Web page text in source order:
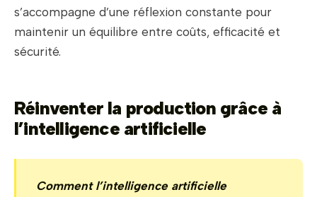
s’accompagne d’une réflexion constante pour
maintenir un équilibre entre coûts, efficacité et
sécurité.
Réinventer la production grâce à
l’intelligence artificielle
Comment l’intelligence artificielle